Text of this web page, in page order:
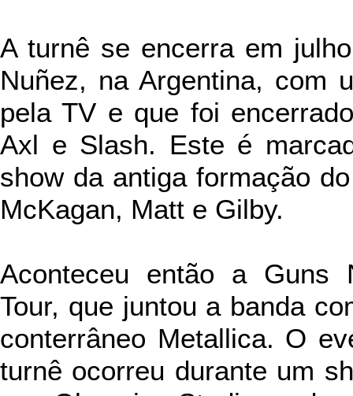
A turnê se encerra em
Nuñez, na Argentina, com
pela TV e que foi
Axl e Slash. Este é
show da antiga formação
McKagan, Matt e Gilby.
Aconteceu então a Guns
Tour, que juntou a banda
conterrâneo Metallica. O
turnê ocorreu durante um